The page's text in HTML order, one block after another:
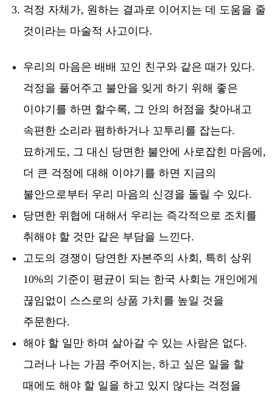
걱정 자체가, 원하는 결과로 이어지는 데 도움을 줄
것이라는 마술적 사고이다.
우리의 마음은 배배 꼬인 친구와 같은 때가 있다.
걱정을 풀어주고 불안을 잊게 하기 위해 좋은
이야기를 하면 할수록, 그 안의 허점을 찾아내고
속편한 소리라 폄하하거나 꼬투리를 잡는다.
묘하게도, 그 대신 당면한 불안에 사로잡힌 마음에,
더 큰 걱정에 대해 이야기를 하면 지금의
불안으로부터 우리 마음의 신경을 돌릴 수 있다.
당면한 위협에 대해서 우리는 즉각적으로 조치를
취해야 할 것만 같은 부담을 느낀다.
고도의 경쟁이 당연한 자본주의 사회, 특히 상위
10%의 기준이 평균이 되는 한국 사회는 개인에게
끊임없이 스스로의 상품 가치를 높일 것을
주문한다.
해야 할 일만 하며 살아갈 수 있는 사람은 없다.
그러나 나는 가끔 주어지는, 하고 싶은 일을 할
때에도 해야 할 일을 하고 있지 않다는 걱정을